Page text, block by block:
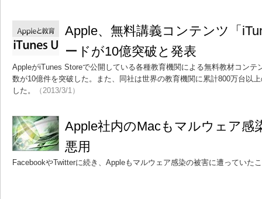
Apple、無料講義コンテンツ「
ードが10億突破と発表
AppleがiTunes Storeで公開している各種教育機関による無料教材コンテ
数が10億件を突破した。また、同社は世界の教育機関に累計800万台以
した。
（2013/3/1）
Apple社内のMacもマルウェア感
悪用
FacebookやTwitterに続き、Appleもマルウェア感染の被害に遭っていた